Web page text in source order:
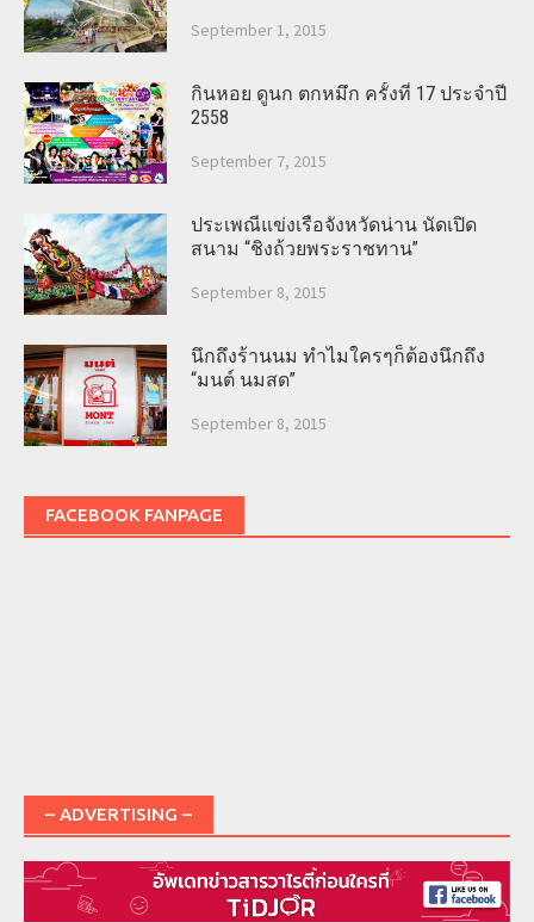
September 1, 2015
กินหอย ดูนก ตกหมึก ครั้งที่ 17 ประจำปี
2558
September 7, 2015
ประเพณีแข่งเรือจังหวัดน่าน นัดเปิด
สนาม “ชิงถ้วยพระราชทาน”
September 8, 2015
นึกถึงร้านนม ทำไมใครๆก็ต้องนึกถึง
“มนต์ นมสด”
September 8, 2015
FACEBOOK FANPAGE
– ADVERTISING –